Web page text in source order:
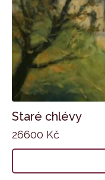
Staré chlévy
26600 Kč